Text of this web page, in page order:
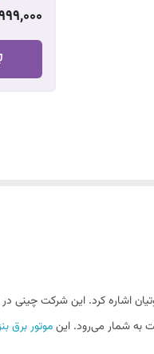
اشاره کرد. این شرکت چینی
موتور برق